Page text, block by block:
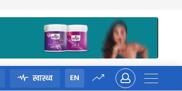
स्वास्थ्य EN